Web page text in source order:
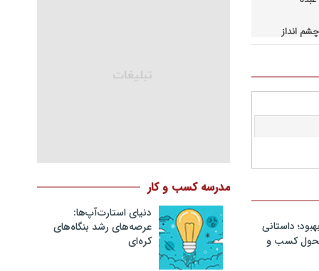
انداز
فایل
فرایند
فایل
فایل
داستانی
تحول کسب و
مدرسه کسب و کار
دنیای استارت‌آپ‌ها:
عرصه‌های رشد بنگاه‌های
کره‌ای‌